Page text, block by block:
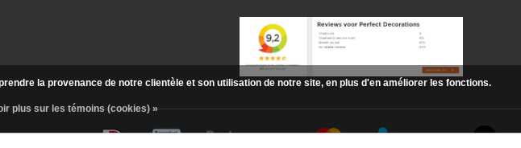
opKiyoh
la provenance de notre clientèle et son utilisation de notre site, en plus d'en améliorer les fonctions.
plus sur les témoins (cookies) »